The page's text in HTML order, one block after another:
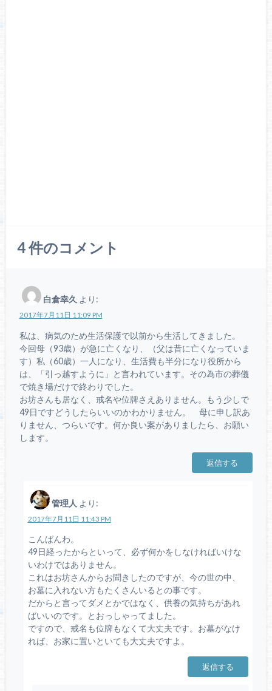
4件のコメント
白倉幸久 より:
2017年7月11日 11:09 PM
私は、病気のため生活保護で以前から生活してきました。
今回母（93歳）が急に亡くなり、（父は昔に亡くなっていま
す）私（60歳）一人になり、生活費も半分になり役所から
は、「引っ越すように」と言われています。その為市の葬儀
で焼き場だけで終わりでした。
お坊さんも居なく、戒名や位牌さえありません。もう少しで
49日ですどうしたらいいのかわかりません。 母に申し訳あ
りません、つらいです。何か良い案がありましたら、お願い
します。
返信する
管理人 より:
2017年7月11日 11:43 PM
こんばんわ。
49日経ったからといって、必ず何かをしなければいけな
いわけではありません。
これはお坊さんからお聞きしたのですが、今の世の中、
お墓に入れない方もたくさんいるとの事です。
だからと言ってダメとかではなく、供養の気持ちがあれ
ばいいのです。とおっしゃってました。
ですので、戒名も位牌もなくて大丈夫です。お墓がなけ
れば、お家に置いといても大丈夫ですよ。
返信する